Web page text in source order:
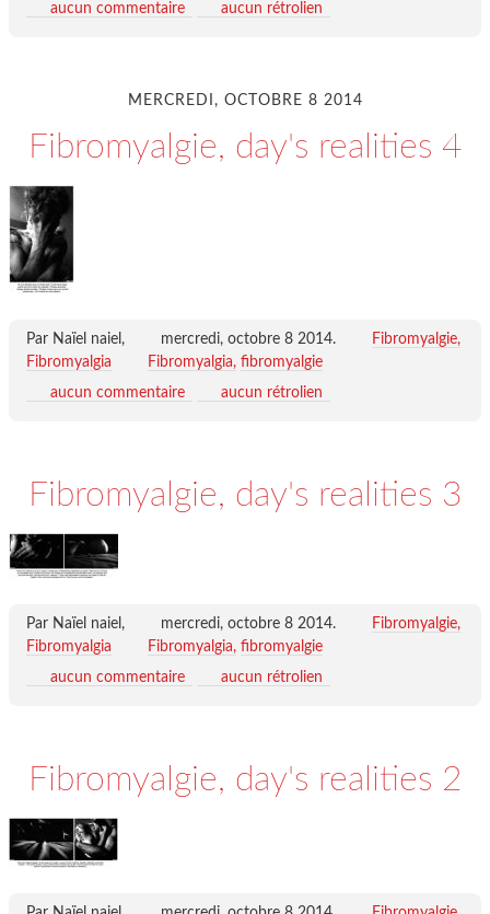
aucun commentaire
aucun rétrolien
MERCREDI, OCTOBRE 8 2014
Fibromyalgie, day's realities 4
Par Naïel naiel, mercredi, octobre 8 2014.
Fibromyalgie,
Fibromyalgia
Fibromyalgia fibromyalgie
aucun commentaire
aucun rétrolien
Fibromyalgie, day's realities 3
Par Naïel naiel, mercredi, octobre 8 2014.
Fibromyalgie,
Fibromyalgia
Fibromyalgia fibromyalgie
aucun commentaire
aucun rétrolien
Fibromyalgie, day's realities 2